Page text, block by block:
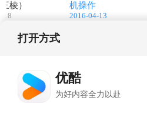
棱）
18
机操作
2016-04-13
打开方式
优酷
为好内容全力以赴